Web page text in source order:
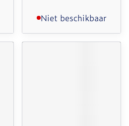
Niet beschikbaar